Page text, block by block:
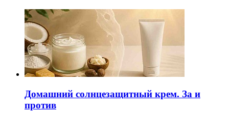
Домашний солнцезащитный крем. За и
против